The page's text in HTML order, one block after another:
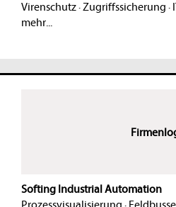
Virenschutz· Zugriffssicherung ·
mehr...
Softing Industrial Automation